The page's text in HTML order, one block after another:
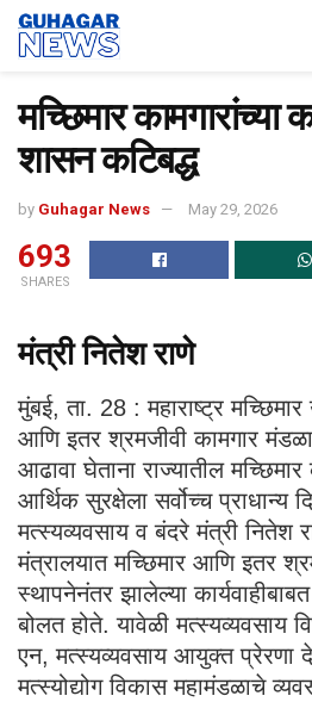
मच्छिमार कामगारांच्या
शासन कटिबद्ध
by Guhagar News May 29, 2026
693
SHARES
मंत्री नितेश राणे
मुंबई, ता. 28 : महाराष्ट्र मच्छिमार
आणि इतर श्रमजीवी कामगार
आढावा घेताना राज्यातील
आर्थिक सुरक्षेला सर्वोच्च
मत्स्यव्यवसाय व बंदरे मंत्री नितेश
मंत्रालयात मच्छिमार आणि इतर
स्थापनेनंतर झालेल्या
बोलत होते. यावेळी मत्स्यव्यवसाय
एन, मत्स्यव्यवसाय आयुक्त प्रेरणा
मत्स्योद्योग विकास महामंडळाचे